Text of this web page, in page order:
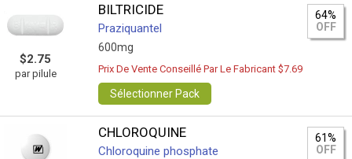
$2.75
par pilule
BILTRICIDE
Praziquantel
600mg
64%
OFF
Prix De Vente Conseillé Par Le Fabricant $7.69
Sélectionner Pack
CHLOROQUINE
Chloroquine phosphate
61%
OFF